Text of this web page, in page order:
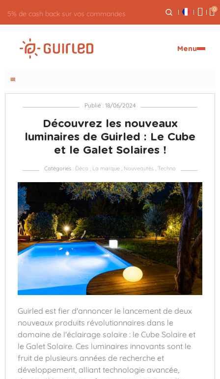
5% de cash back sur vos commandes 0
Menu
menu
Publié : 18/06/2024
Découvrez les nouveaux
luminaires de Guirled : Le Cube
et le Galet Solaires !
Catégories : Déco , La marque , Nouveautés , Techno
Guirled est fier d'annoncer le lancement de deux
nouveaux produits révolutionnaires dans le
domaine de l'éclairage solaire : le Cube Solaire et
le Galet Solaire. Ces luminaires innovants sont le
fruit de plusieurs années de recherche et
développement, alliant technologie avancée,